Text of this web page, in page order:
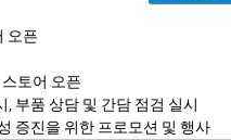
오픈
토어 오픈
부품 상담 및 간담 점검 실시
증진을 위한 프로모션 및 행사